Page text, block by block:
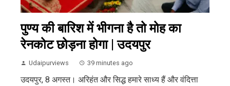
पुण्य की बारिश में भीगना है तो मोह का
रेनकोट छोड़ना होगा | उदयपुर
Udaipurviews 39 minutes ago
उदयपुर, 8 अगस्त। अरिहंत और सिद्ध हमारे साध्य हैं और वंदित्ता